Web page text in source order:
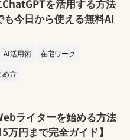
を活用する方法
も今日から使える無料AI
AI活用術
在宅ワーク
め方
ライターを始める方法
5万円まで完全ガイド】